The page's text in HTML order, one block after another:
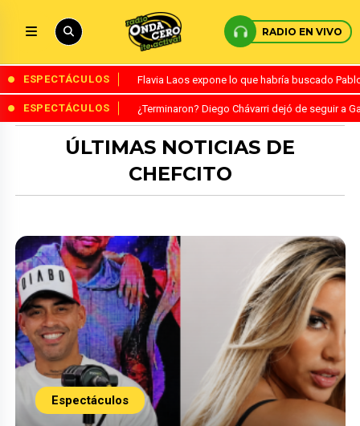
RADIO EN VIVO
ESPECTÁCULOS Flavia Laos expone lo que habría buscado
ESPECTÁCULOS ¿Terminaron? Diego Chávarri dejó de seguir a
ÚLTIMAS NOTICIAS DE
CHEFCITO
Espectáculos